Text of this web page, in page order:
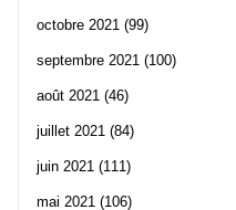
octobre 2021 (99)
septembre 2021 (100)
août 2021 (46)
juillet 2021 (84)
juin 2021 (111)
mai 2021 (106)